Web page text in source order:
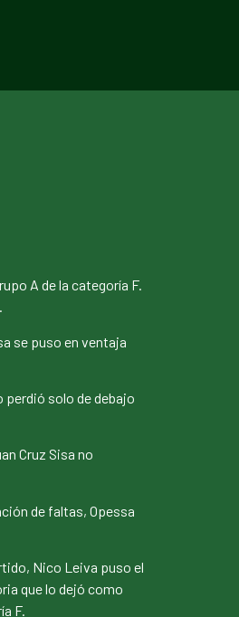
A de la categoría F.
se puso en ventaja
perdió solo de debajo
Cruz Sisa no
de faltas, Opessa
Nico Leiva puso el
que lo dejó como
F.